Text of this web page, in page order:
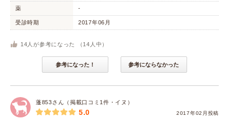
薬 -
受診時期 2017年06月
14 人が参考になった （ 14 人中）
参考になった！ 参考にならなかった
蓬853さん（掲載口コミ1件・イヌ）
2017年02月投稿
5.0